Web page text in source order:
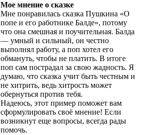
Мое мнение о сказке
Мне понравилась сказка Пушкина «О
попе и его работнике Балде», потому
что она смешная и поучительная. Балда
— умный и сильный, он честно
выполнял работу, а поп хотел его
обмануть, чтобы не платить. В итоге
поп сам пострадал за свою жадность. Я
думаю, что сказка учит быть честным и
не хитрить, ведь хитрость может
обернуться против тебя.
Надеюсь, этот пример поможет вам
сформулировать своё мнение! Если
возникнут еще вопросы, всегда рады
помочь.